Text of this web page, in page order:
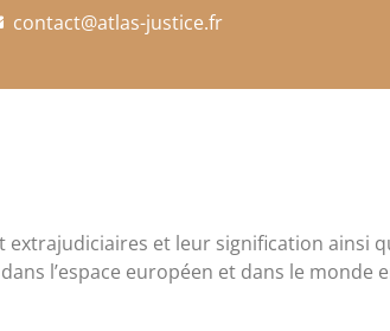
contact@atlas-justice.fr
et leur signification ainsi
l’espace européen et dans le monde